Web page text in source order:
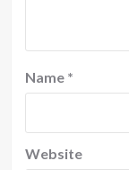
Name *
Website